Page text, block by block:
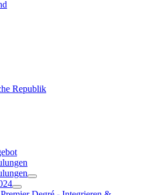
Republik